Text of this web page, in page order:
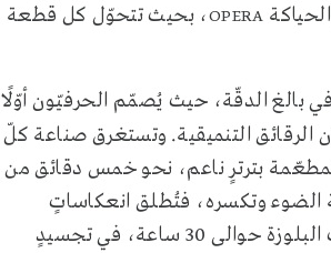
OPERA، بحيث تتحوّل كل قطعة
بالغ الدقّة، حيث يُصمّم الحرفيّون أوّلًا
التنميقية. وتستغرق صناعة كلّ
بترترٍ ناعم، نحو خمس دقائق من
الضوء وتكسره، فتُطلق انعكاساتٍ
لؤلؤية ناعمة. ويستدعي إنجاز الفستان نحو 66 ساعة من العمل، فيما تتطلّب البلوزة حوالى 30 ساعة، في تجسيدٍ